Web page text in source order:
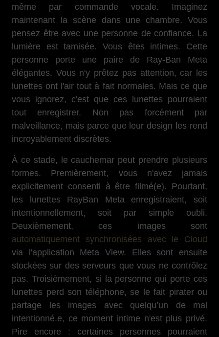
même par commande vocale. Imaginez
maintenant la scène dans une chambre. Vous
pensez être avec une personne de confiance. La
lumière est tamisée. Vous êtes intimes. Cette
personne porte une paire de Ray-Ban Meta
élégantes. Vous n'y prêtez pas attention, car les
lunettes ont l'air tout à fait normales. Mais ce que
vous ignorez, c'est que ces lunettes pourraient
tout enregistrer. Non pas forcément par
malveillance, mais parce que leur design les rend
incroyablement discrètes.
À ce stade, le cauchemar peut prendre plusieurs
formes. Premièrement, vous n'avez jamais
explicitement consenti à être filmé(e). Pourtant,
les lunettes RayBan Meta enregistraient, soit
intentionnellement, soit par simple oubli.
Deuxièmement, ces images sont
automatiquement synchronisées avec le Cloud
via l'application Meta View. Elles sont ensuite
stockées sur des serveurs que vous ne contrôlez
pas. Troisièmement, si la personne qui porte ces
lunettes perd son téléphone, se le fait pirater ou
partage les images avec quelqu’un de mal
intentionné.e, ce moment intime n'est plus privé.
Pire encore : certaines personnes pourraient